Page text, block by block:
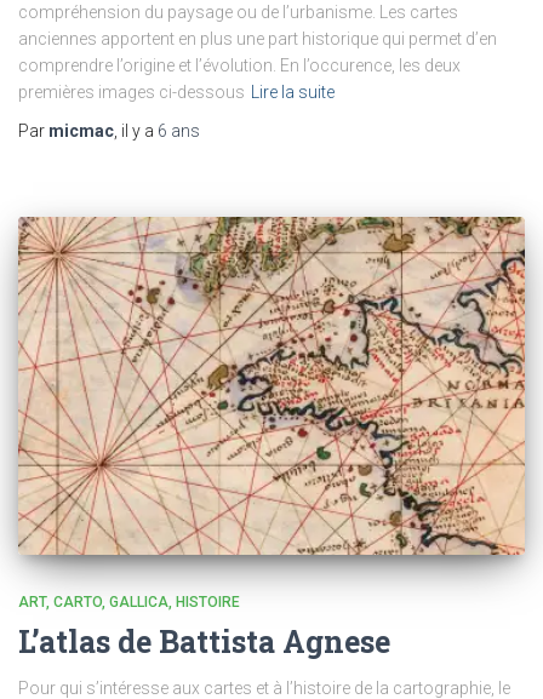
compréhension du paysage ou de l’urbanisme. Les cartes
anciennes apportent en plus une part historique qui permet d’en
comprendre l’origine et l’évolution. En l’occurence, les deux
premières images ci-dessous Lire la suite
Par micmac, il y a 6 ans
ART CARTO GALLICA HISTOIRE
L’atlas de Battista Agnese
Pour qui s’intéresse aux cartes et à l’histoire de la cartographie, le